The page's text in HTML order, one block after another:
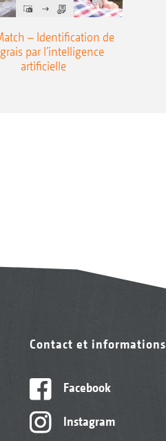
– Identification de
par l’intelligence
artificielle
Contact et informations
Facebook
Instagram